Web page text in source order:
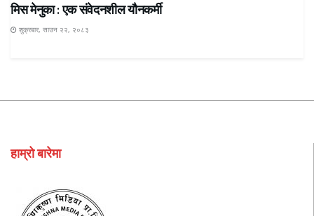
मिस मेनुका : एक संवेदनशील यौनकर्मी
शुक्रबार, साउन २२, २०८३
हाम्रो बारेमा